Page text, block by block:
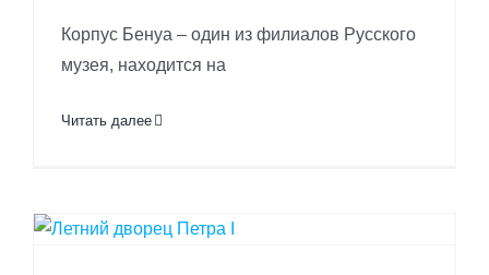
Корпус Бенуа – один из филиалов Русского
музея, находится на
Читать далее